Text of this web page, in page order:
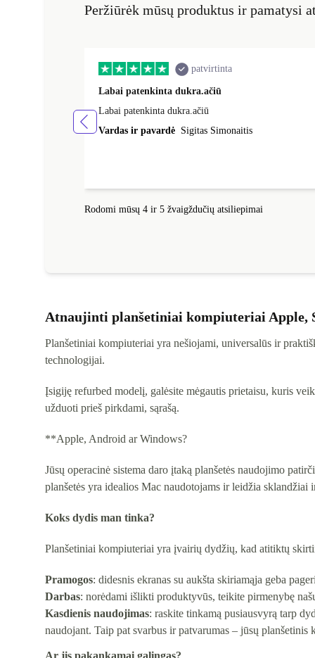
Peržiūrėk mūsų produktus ir pamatysi
patvirtinta
Labai patenkinta dukra.ačiū
Labai patenkinta dukra.ačiū
Vardas ir pavardė Sigitas Simonaitis
Rodomi mūsų 4 ir 5 žvaigždučių atsiliepimai
Atnaujinti planšetiniai kompiuteriai Apple,
Planšetiniai kompiuteriai yra nešiojami, universalūs ir
technologijai.
Įsigiję refurbed modelį, galėsite mėgautis prietaisu, kuris
užduoti prieš pirkdami, sąrašą.
**Apple, Android ar Windows?
Jūsų operacinė sistema daro įtaką planšetės naudojimo
planšetės yra idealios Mac naudotojams ir leidžia
Koks dydis man tinka?
Planšetiniai kompiuteriai yra įvairių dydžių, kad atitiktų
Pramogos: didesnis ekranas su aukšta skiriamąja geba
Darbas: norėdami išlikti produktyvūs, teikite pirmenybę
Kasdienis naudojimas: raskite tinkamą pusiausvyrą tarp
naudojant. Taip pat svarbus ir patvarumas – jūsų
Ar jis pakankamai galingas?